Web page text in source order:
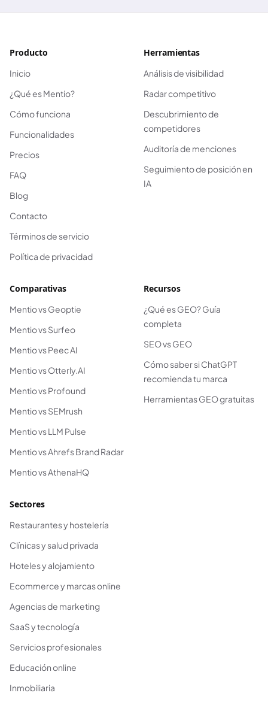
Producto
Inicio
¿Qué es Mentio?
Cómo funciona
Funcionalidades
Precios
FAQ
Blog
Contacto
Términos de servicio
Política de privacidad
Herramientas
Análisis de visibilidad
Radar competitivo
Descubrimiento de
competidores
Auditoría de menciones
Seguimiento de posición en
IA
Comparativas
Mentio vs Geoptie
Mentio vs Surfeo
Mentio vs Peec AI
Mentio vs Otterly.AI
Mentio vs Profound
Mentio vs SEMrush
Mentio vs LLM Pulse
Mentio vs Ahrefs Brand Radar
Mentio vs AthenaHQ
Recursos
¿Qué es GEO? Guía
completa
SEO vs GEO
Cómo saber si ChatGPT
recomienda tu marca
Herramientas GEO gratuitas
Sectores
Restaurantes y hostelería
Clínicas y salud privada
Hoteles y alojamiento
Ecommerce y marcas online
Agencias de marketing
SaaS y tecnología
Servicios profesionales
Educación online
Inmobiliaria